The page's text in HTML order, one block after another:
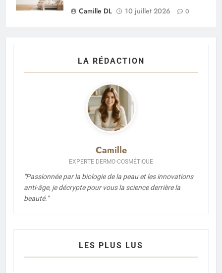
Camille DL
10 juillet 2026 0
LA RÉDACTION
Camille
EXPERTE DERMO-COSMÉTIQUE
"Passionnée par la biologie de la peau et les innovations
anti-âge, je décrypte pour vous la science derrière la
beauté."
LES PLUS LUS